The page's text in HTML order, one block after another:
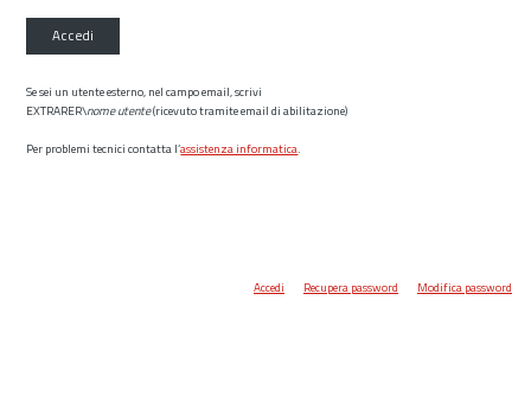
Accedi
Se sei un utente esterno, nel campo email, scrivi
EXTRARER\nome utente(ricevuto tramite email di abilitazione)
Per problemi tecnici contatta l’assistenza informatica.
Accedi Recupera password Modifica password